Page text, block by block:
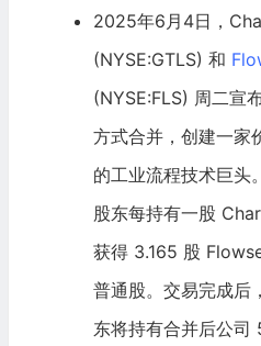
2025年6月4日，
(NYSE:GTLS) 和
(NYSE:FLS) 周二宣
方式合并，创建一家
的工业流程技术巨头
股东每持有一股
获得 3.165 股
普通股。交易完成后
东将持有合并后公司